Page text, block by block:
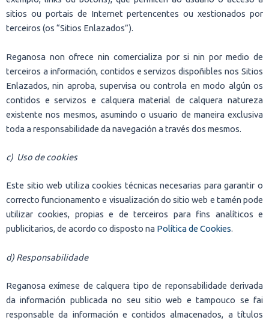
sitios ou portais de Internet pertencentes ou xestionados por
terceiros (os “Sitios Enlazados”).
Reganosa non ofrece nin comercializa por si nin por medio de
terceiros a información, contidos e servizos dispoñibles nos Sitios
Enlazados, nin aproba, supervisa ou controla en modo algún os
contidos e servizos e calquera material de calquera natureza
existente nos mesmos, asumindo o usuario de maneira exclusiva
toda a responsabilidade da navegación a través dos mesmos.
c) Uso de cookies
Este sitio web utiliza cookies técnicas necesarias para garantir o
correcto funcionamento e visualización do sitio web e tamén pode
utilizar cookies, propias e de terceiros para fins analíticos e
publicitarios, de acordo co disposto na Política de Cookies.
d) Responsabilidade
Reganosa exímese de calquera tipo de reponsabilidade derivada
da información publicada no seu sitio web e tampouco se fai
responsable da información e contidos almacenados, a títulos